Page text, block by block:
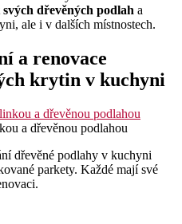
dřevěných podlah a
ale i v dalších místnostech.
a renovace
krytin v kuchyni
a dřevěnou podlahou
dřevěné podlahy v kuchyni
parkety. Každé mají své